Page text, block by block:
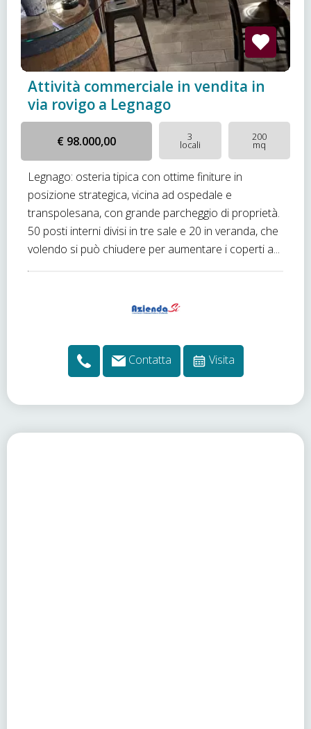
Attività commerciale in vendita in
via rovigo a Legnago
€ 98.000,00 3
locali
200
mq
Legnago: osteria tipica con ottime finiture in
posizione strategica, vicina ad ospedale e
transpolesana, con grande parcheggio di proprietà.
50 posti interni divisi in tre sale e 20 in veranda, che
volendo si può chiudere per aumentare i coperti a...
Contatta Visita